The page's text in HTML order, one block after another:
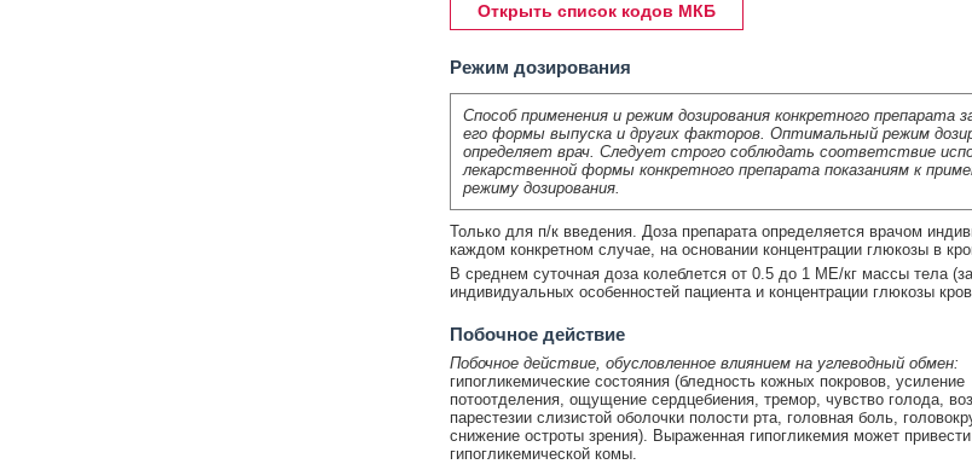
Открыть список кодов МКБ
Режим дозирования
Способ применения и режим дозирования конкретного препарата
его формы выпуска и других факторов. Оптимальный режим
определяет врач. Следует строго соблюдать соответствие
лекарственной формы конкретного препарата показаниям к
режиму дозирования.
Только для п/к введения. Доза препарата определяется врачом
каждом конкретном случае, на основании концентрации глюкозы в
В среднем суточная доза колеблется от 0.5 до 1 МЕ/кг массы тела
индивидуальных особенностей пациента и концентрации глюкозы
Побочное действие
Побочное действие, обусловленное влиянием на углеводный обмен:
гипогликемические состояния (бледность кожных покровов, усиление
потоотделения, ощущение сердцебиения, тремор, чувство голода,
парестезии слизистой оболочки полости рта, головная боль,
снижение остроты зрения). Выраженная гипогликемия может
гипогликемической комы.